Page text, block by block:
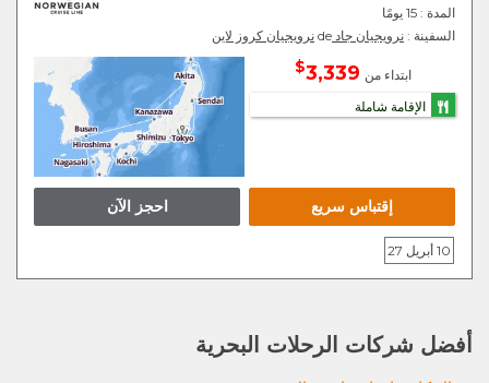
المدة : 15 يومًا
السفينة : نرويجيان جاد de نرويجيان كروز لاين
ابتداء من 3,339
$
الإقامة شاملة
احجز الآن إقتباس سريع
10 أبريل 27
أفضل شركات الرحلات البحرية